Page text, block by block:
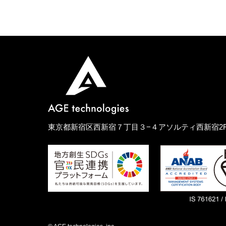
東京都新宿区西新宿７丁目３−４アソルティ西新宿